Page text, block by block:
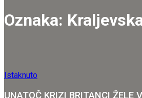
Oznaka:
Istaknuto
UNATOČ KRIZI BRITANCI ŽELE